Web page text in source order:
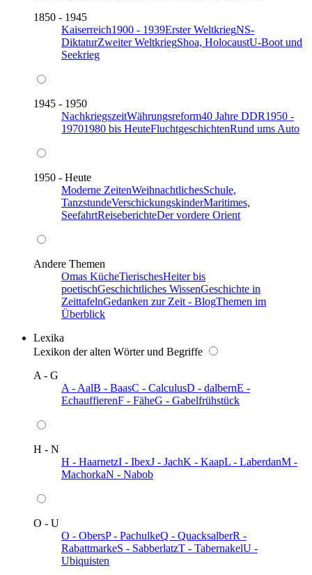
1850 - 1945
Kaiserreich1900 - 1939Erster WeltkriegNS-
DiktaturZweiter WeltkriegShoa, HolocaustU-Boot und
Seekrieg
1945 - 1950
NachkriegszeitWährungsreform40 Jahre DDR1950 -
19701980 bis HeuteFluchtgeschichtenRund ums Auto
1950 - Heute
Moderne ZeitenWeihnachtlichesSchule,
TanzstundeVerschickungskinderMaritimes,
SeefahrtReiseberichteDer vordere Orient
Andere Themen
Omas KücheTierischesHeiter bis
poetischGeschichtliches WissenGeschichte in
ZeittafelnGedanken zur Zeit - BlogThemen im
Überblick
Lexika
Lexikon der alten Wörter und Begriffe
A - G
A - AalB - BaasC - CalculusD - dalbernE -
EchauffierenF - FäheG - Gabelfrühstück
H - N
H - HaarnetzI - IbexJ - JachK - KaapL - LaberdanM -
MachorkaN - Nabob
O - U
O - ObersP - PachulkeQ - QuacksalberR -
RabattmarkeS - SabberlatzT - TabernakelU -
Ubiquisten